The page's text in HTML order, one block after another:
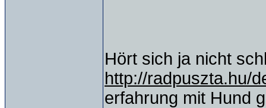
Hört sich ja nicht
http://radpuszta.hu/
erfahrung mit Hund